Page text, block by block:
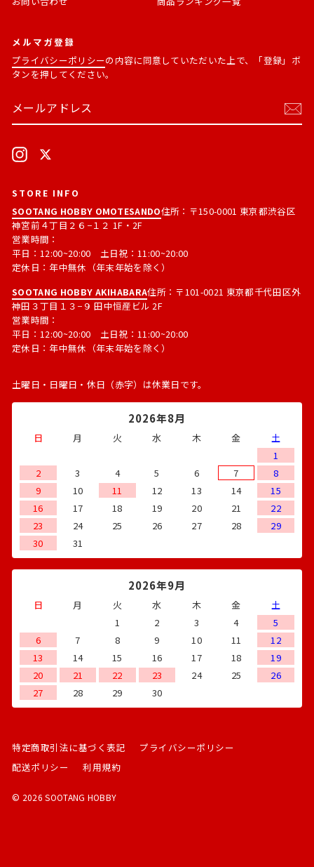
メルマガ登録
プライバシーポリシーの内容に同意していただいた上で、「登録」ボ
タンを押してください。
ー
レ
ス
読
Instagram
STORE INFO
SOOTANG HOBBY OMOTESANDO住所：〒150-0001 東京都渋谷区
神宮前４丁目２６−１２ 1F・2F
営業時間：
平日：12:00~20:00 土日祝：11:00~20:00
定休日：年中無休（年末年始を除く）
SOOTANG HOBBY AKIHABARA住所：〒101-0021 東京都千代田区外
神田３丁目１３−９ 田中恒産ビル 2F
営業時間：
平日：12:00~20:00 土日祝：11:00~20:00
定休日：年中無休（年末年始を除く）
土曜日・日曜日・休日（赤字）は休業日です。
2026年8月
日 月 火 水 木 金
土
1
2
3 4 5 6 7
8
9
10 11 12 13 14
15
16
17 18 19 20 21
22
23
24 25 26 27 28
29
30
31
2026年9月
日 月 火 水 木 金
土
1
2 3 4
5
6
7 8 9 10 11
12
13
14 15 16 17 18
19
20
21 22 23 24 25
26
27
28 29 30
© 2026 SOOTANG HOBBY
特定商取引法に基づく表記
プライバシーポリシー
配送ポリシー
利用規約